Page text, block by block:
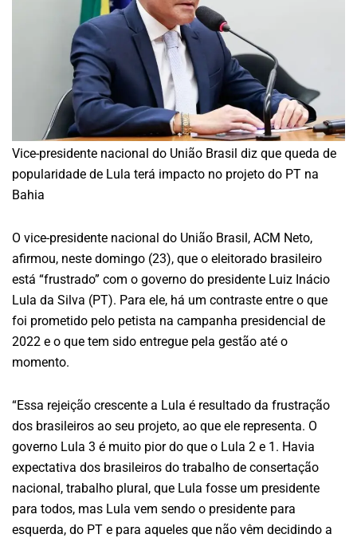
Vice-presidente nacional do União Brasil diz que queda de
popularidade de Lula terá impacto no projeto do PT na
Bahia
O vice-presidente nacional do União Brasil, ACM Neto,
afirmou, neste domingo (23), que o eleitorado brasileiro
está “frustrado” com o governo do presidente Luiz Inácio
Lula da Silva (PT). Para ele, há um contraste entre o que
foi prometido pelo petista na campanha presidencial de
2022 e o que tem sido entregue pela gestão até o
momento.
“Essa rejeição crescente a Lula é resultado da frustração
dos brasileiros ao seu projeto, ao que ele representa. O
governo Lula 3 é muito pior do que o Lula 2 e 1. Havia
expectativa dos brasileiros do trabalho de consertação
nacional, trabalho plural, que Lula fosse um presidente
para todos, mas Lula vem sendo o presidente para
esquerda, do PT e para aqueles que não vêm decidindo a